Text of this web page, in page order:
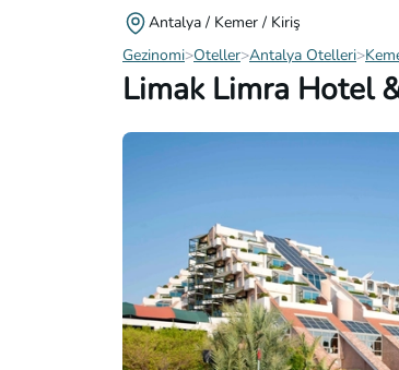
Antalya / Kemer / Kiriş
Gezinomi>Oteller>Antalya Otelleri>
Limak Limra Hotel